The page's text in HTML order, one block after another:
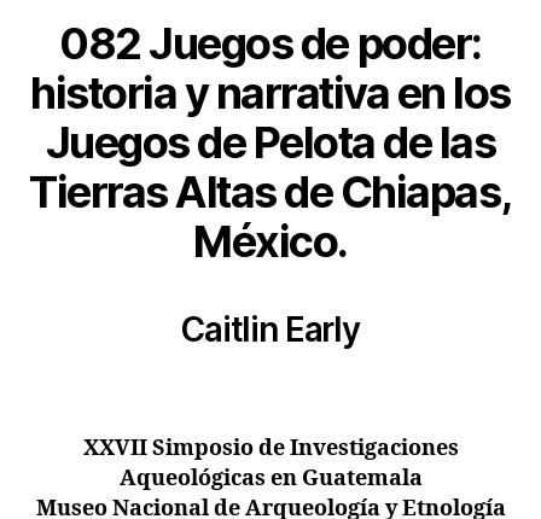
082 Juegos de poder:
historia y narrativa en los
Juegos de Pelota de las
Tierras Altas de Chiapas,
México.
Caitlin Early
XXVII Simposio de Investigaciones
Aqueológicas en Guatemala
Museo Nacional de Arqueología y Etnología